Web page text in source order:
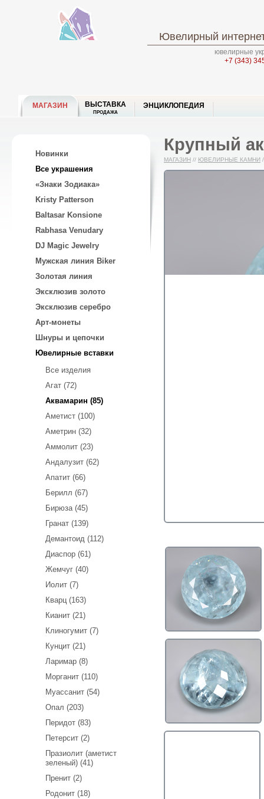
Ювелирный
ювелирные
+7 (343)
МАГАЗИН ВЫСТАВКА
ПРОДАЖА
ЭНЦИКЛОПЕДИЯ
Новинки
Все украшения
«Знаки Зодиака»
Kristy Patterson
Baltasar Konsione
Rabhasa Venudary
DJ Magic Jewelry
Мужская линия Biker
Золотая линия
Эксклюзив золото
Эксклюзив серебро
Арт-монеты
Шнуры и цепочки
Ювелирные вставки
Все изделия
Агат (72)
Аквамарин (85)
Аметист (100)
Аметрин (32)
Аммолит (23)
Андалузит (62)
Апатит (66)
Берилл (67)
Бирюза (45)
Гранат (139)
Демантоид (112)
Диаспор (61)
Жемчуг (40)
Иолит (7)
Кварц (163)
Кианит (21)
Клиногумит (7)
Кунцит (21)
Ларимар (8)
Морганит (110)
Муассанит (54)
Опал (203)
Перидот (83)
Петерсит (2)
Празиолит (аметист
зеленый) (41)
Пренит (2)
Родонит (18)
Крупный
МАГАЗИН // ЮВЕЛИРНЫЕ КАМНИ